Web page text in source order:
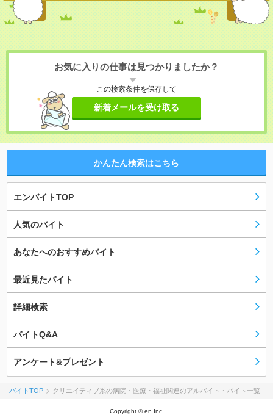
お気に入りの仕事は見つかりましたか？
この検索条件を保存して
新着メールを受け取る
かんたん検索はこちら
エンバイトTOP
人気のバイト
あなたへのおすすめバイト
最近見たバイト
詳細検索
バイトQ&A
アンケート&プレゼント
バイトTOP クリエイティブ系の病院・医療・福祉関連のアルバイト・バイト一覧
Copyright © en Inc.